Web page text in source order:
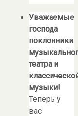
Уважаемые
господа
поклонники
театра и
музыки!
Теперь у
вас